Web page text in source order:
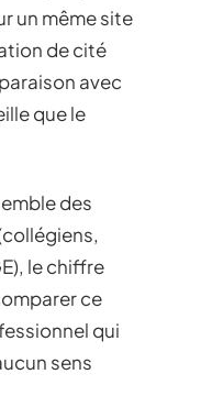
un même site
de cité
avec
que le
des
le chiffre
ce
qui
sens